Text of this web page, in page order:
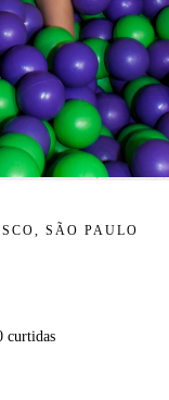
SÃO PAULO
curtidas